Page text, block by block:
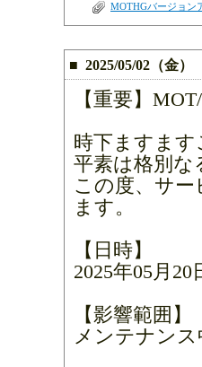
MOTHGバージョン
■ 2025/05/02（金
【重要】
時下ますま
平素は格別
この度、サ
ます。
【日時】
2025年05月
【影響範囲】
メンテナン